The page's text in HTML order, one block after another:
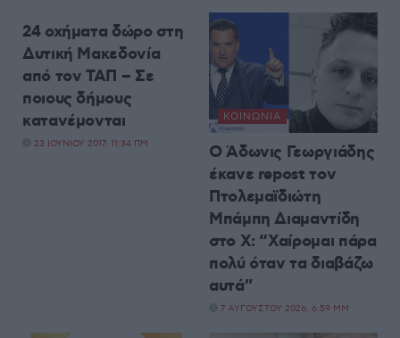
24 οχήματα δώρο στη
Δυτική Μακεδονία
από τον ΤΑΠ – Σε
ποιους δήμους
κατανέμονται
23 ΙΟΥΝΊΟΥ 2017, 11:34 ΠΜ
ΚΟΙΝΩΝΊΑ
Ο Άδωνις Γεωργιάδης
έκανε repost τον
Πτολεμαϊδιώτη
Μπάμπη Διαμαντίδη
στο X: “Χαίρομαι πάρα
πολύ όταν τα διαβάζω
αυτά”
7 ΑΥΓΟΎΣΤΟΥ 2026, 6:59 ΜΜ